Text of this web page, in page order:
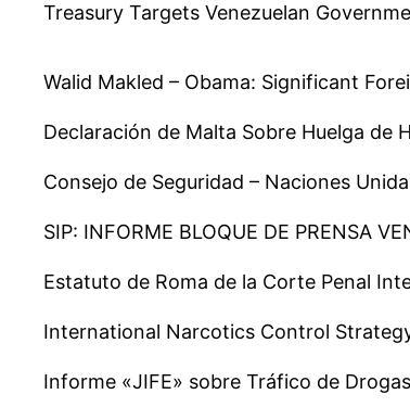
Treasury Targets Venezuelan
Walid Makled – Obama: Significant
Declaración de Malta Sobre Huelga de
Consejo de Seguridad – Naciones
SIP: INFORME BLOQUE DE PRENSA
Estatuto de Roma de la Corte Penal
International Narcotics Control
Informe «JIFE» sobre Tráfico de Drogas